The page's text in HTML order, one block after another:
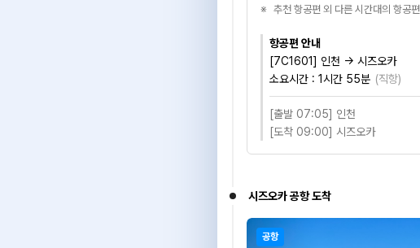
추천 항공편 외 다른 시간대의 항공
항공편 안내
[7C1601] 인천 → 시즈오카
소요시간 : 1시간 55분 (직항)
[출발 07:05] 인천
[도착 09:00] 시즈오카
시즈오카 공항 도착
공항